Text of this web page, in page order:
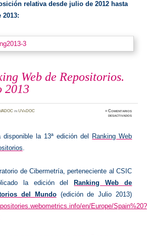
relativa desde julio de 2012 hasta
2013:
Web de Repositorios.
2013
inUVaDOC ≈Comentarios
desactivadosen
Julio
disponible la 13ª edición del Ranking Web
de Cibermetría, perteneciente al CSIC
la edición delRanking Web de
del Mundo(edición de Julio 2013)
en/Europe/Spain%20?